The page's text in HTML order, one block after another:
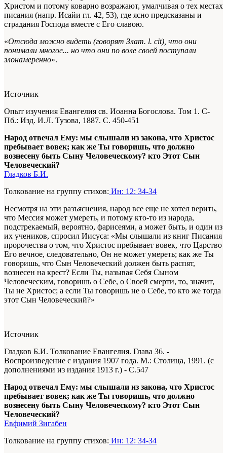
Христом и потому коварно возражают, умалчивая о тех местах
писания (напр. Исайи гл. 42, 53), где ясно предсказаны и
страдания Господа вместе с Его славою.
«Отсюда можно видеть (говорят Злат. l. cit), что они
понимали многое... но что они по воле своей поступали
злонамеренно».
Источник
Опыт изучения Евангелия св. Иоанна Богослова. Том 1. С-
Пб.: Изд. И.Л. Тузова, 1887. С. 450-451
Народ отвечал Ему: мы слышали из закона, что Христос
пребывает вовек; как же Ты говоришь, что должно
вознесену быть Сыну Человеческому? кто Этот Сын
Человеческий?
Гладков Б.И.
Толкование на группу стихов: Ин: 12: 34-34
Несмотря на эти разъяснения, народ все еще не хотел верить,
что Мессия может умереть, и потому кто-то из народа,
подстрекаемый, вероятно, фарисеями, а может быть, и один из
их учеников, спросил Иисуса: «Мы слышали из книг Писания
пророчества о том, что Христос пребывает вовек, что Царство
Его вечное, следовательно, Он не может умереть; как же Ты
говоришь, что Сын Человеческий должен быть распят,
вознесен на крест? Если Ты, называя Себя Сыном
Человеческим, говоришь о Себе, о Своей смерти, то, значит,
Ты не Христос; а если Ты говоришь не о Себе, то кто же тогда
этот Сын Человеческий?»
Источник
Гладков Б.И. Толкование Евангелия. Глава 36. -
Воспроизведение с издания 1907 года. М.: Столица, 1991. (с
дополнениями из издания 1913 г.) - С.547
Народ отвечал Ему: мы слышали из закона, что Христос
пребывает вовек; как же Ты говоришь, что должно
вознесену быть Сыну Человеческому? кто Этот Сын
Человеческий?
Евфимий Зигабен
Толкование на группу стихов: Ин: 12: 34-34